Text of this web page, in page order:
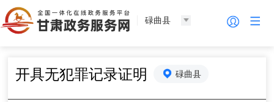
碌曲县
开具无犯罪记录证明 碌曲县